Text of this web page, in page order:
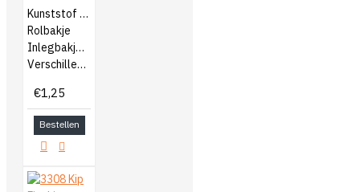
Kunststof verfbakje
Rolbakje
Inlegbakjes ook verkrijgbaar
Verschillende afmetingen
€1,25
Bestellen